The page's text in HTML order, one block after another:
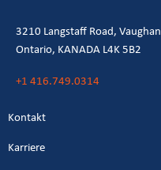
3210 Langstaff Road, Vaughan
Ontario, KANADA L4K 5B2
+1 416.749.0314
Kontakt
Karriere